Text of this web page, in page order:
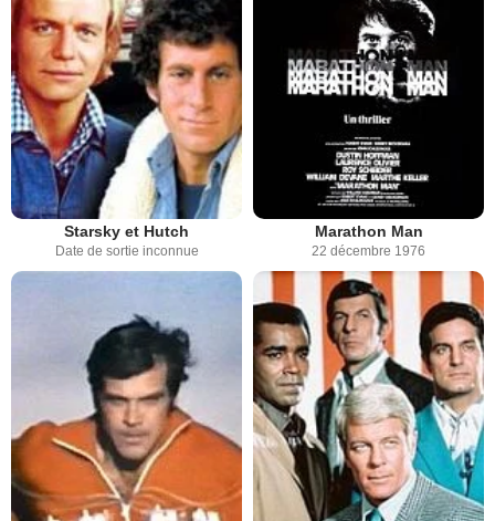
Starsky et Hutch
Date de sortie inconnue
Marathon Man
22 décembre 1976